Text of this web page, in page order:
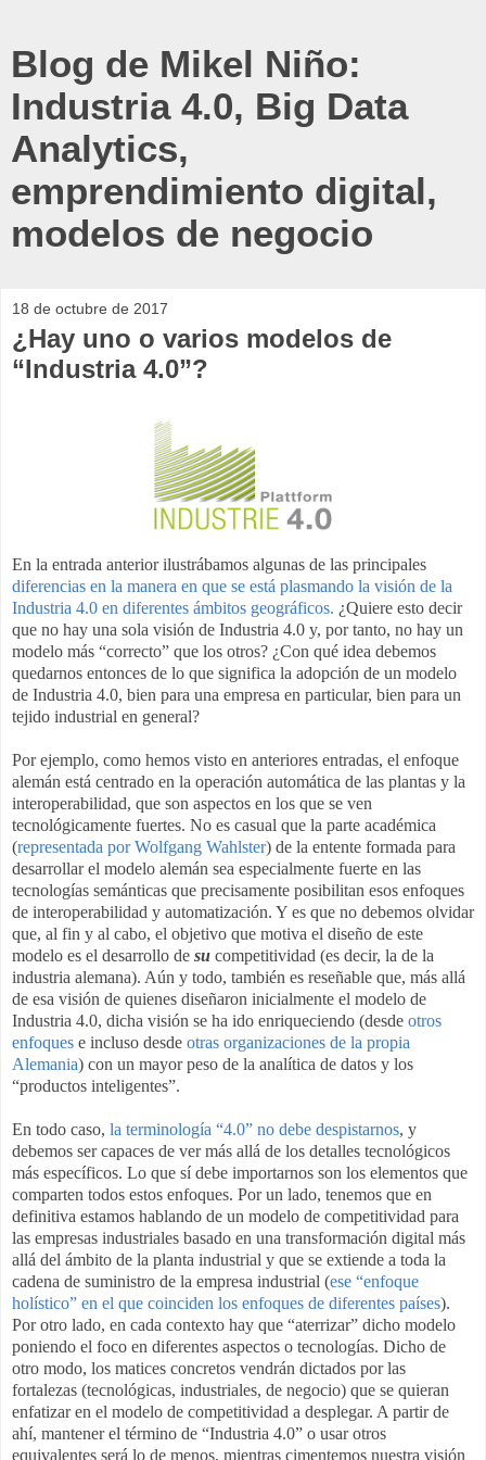
Blog de Mikel Niño:
Industria 4.0, Big Data
Analytics,
emprendimiento digital,
modelos de negocio
18 de octubre de 2017
¿Hay uno o varios modelos de
“Industria 4.0”?
En la entrada anterior ilustrábamos algunas de las principales
diferencias en la manera en que se está plasmando la visión de la
Industria 4.0 en diferentes ámbitos geográficos. ¿Quiere esto decir
que no hay una sola visión de Industria 4.0 y, por tanto, no hay un
modelo más “correcto” que los otros? ¿Con qué idea debemos
quedarnos entonces de lo que significa la adopción de un modelo
de Industria 4.0, bien para una empresa en particular, bien para un
tejido industrial en general?
Por ejemplo, como hemos visto en anteriores entradas, el enfoque
alemán está centrado en la operación automática de las plantas y la
interoperabilidad, que son aspectos en los que se ven
tecnológicamente fuertes. No es casual que la parte académica
(representada por Wolfgang Wahlster) de la entente formada para
desarrollar el modelo alemán sea especialmente fuerte en las
tecnologías semánticas que precisamente posibilitan esos enfoques
de interoperabilidad y automatización. Y es que no debemos olvidar
que, al fin y al cabo, el objetivo que motiva el diseño de este
modelo es el desarrollo de su competitividad (es decir, la de la
industria alemana). Aún y todo, también es reseñable que, más allá
de esa visión de quienes diseñaron inicialmente el modelo de
Industria 4.0, dicha visión se ha ido enriqueciendo (desde otros
enfoques e incluso desde otras organizaciones de la propia
Alemania) con un mayor peso de la analítica de datos y los
“productos inteligentes”.
En todo caso, la terminología “4.0” no debe despistarnos, y
debemos ser capaces de ver más allá de los detalles tecnológicos
más específicos. Lo que sí debe importarnos son los elementos que
comparten todos estos enfoques. Por un lado, tenemos que en
definitiva estamos hablando de un modelo de competitividad para
las empresas industriales basado en una transformación digital más
allá del ámbito de la planta industrial y que se extiende a toda la
cadena de suministro de la empresa industrial (ese “enfoque
holístico” en el que coinciden los enfoques de diferentes países).
Por otro lado, en cada contexto hay que “aterrizar” dicho modelo
poniendo el foco en diferentes aspectos o tecnologías. Dicho de
otro modo, los matices concretos vendrán dictados por las
fortalezas (tecnológicas, industriales, de negocio) que se quieran
enfatizar en el modelo de competitividad a desplegar. A partir de
ahí, mantener el término de “Industria 4.0” o usar otros
equivalentes será lo de menos, mientras cimentemos nuestra visión